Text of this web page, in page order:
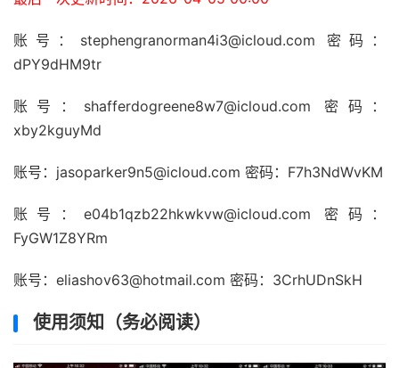
账号：stephengranorman4i3@icloud.com 密码：
dPY9dHM9tr
账号：shafferdogreene8w7@icloud.com 密码：
xby2kguyMd
账号：jasoparker9n5@icloud.com 密码：F7h3NdWvKM
账号：e04b1qzb22hkwkvw@icloud.com 密码：
FyGW1Z8YRm
账号：eliashov63@hotmail.com 密码：3CrhUDnSkH
使用须知（务必阅读）